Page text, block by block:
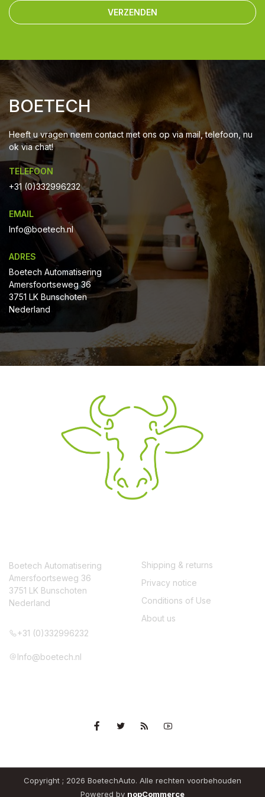
VERZENDEN
BOETECH
Heeft u vragen neem contact met ons op via mail, telefoon, nu
ok via chat!
TELEFOON
+31 (0)332996232
EMAIL
Info@boetech.nl
ADRES
Boetech Automatisering
Amersfoortseweg 36
3751 LK Bunschoten
Nederland
Boetech Automatisering
Amersfoortseweg 36
3751 LK Bunschoten
Nederland
+31 (0)332996232
Info@boetech.nl
Shipping & returns
Privacy notice
Conditions of Use
About us
Copyright ; 2026 BoetechAuto. Alle rechten voorbehouden
Powered by nopCommerce